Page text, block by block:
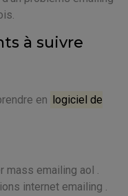
à suivre
en logiciel de
mass emailing aol .
internet emailing .